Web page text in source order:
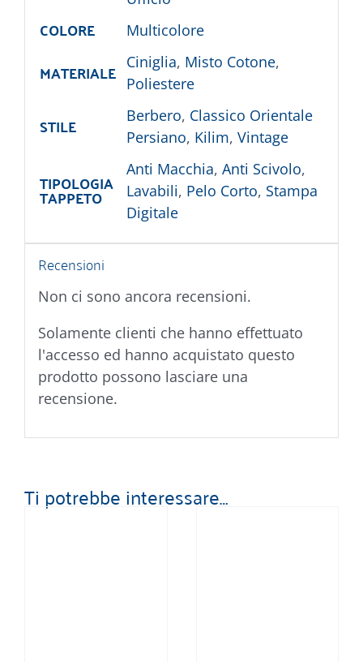
COLORE Multicolore
MATERIALE Ciniglia, Misto Cotone,
Poliestere
STILE Berbero, Classico Orientale
Persiano, Kilim, Vintage
TIPOLOGIA
TAPPETO
Anti Macchia, Anti Scivolo,
Lavabili, Pelo Corto, Stampa
Digitale
Recensioni
Non ci sono ancora recensioni.
Solamente clienti che hanno effettuato
l'accesso ed hanno acquistato questo
prodotto possono lasciare una
recensione.
Ti potrebbe interessare…